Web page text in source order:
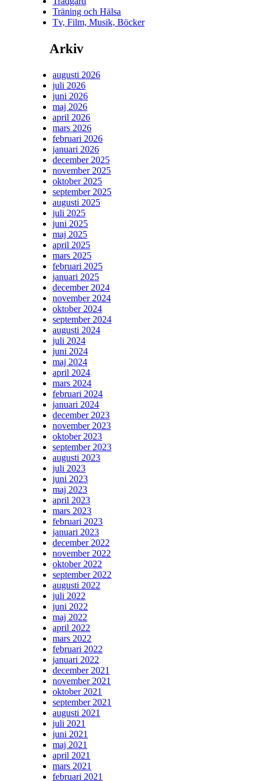
Träning och Hälsa
Tv, Film, Musik, Böcker
Arkiv
augusti 2026
juli 2026
juni 2026
maj 2026
april 2026
mars 2026
februari 2026
januari 2026
december 2025
november 2025
oktober 2025
september 2025
augusti 2025
juli 2025
juni 2025
maj 2025
april 2025
mars 2025
februari 2025
januari 2025
december 2024
november 2024
oktober 2024
september 2024
augusti 2024
juli 2024
juni 2024
maj 2024
april 2024
mars 2024
februari 2024
januari 2024
december 2023
november 2023
oktober 2023
september 2023
augusti 2023
juli 2023
juni 2023
maj 2023
april 2023
mars 2023
februari 2023
januari 2023
december 2022
november 2022
oktober 2022
september 2022
augusti 2022
juli 2022
juni 2022
maj 2022
april 2022
mars 2022
februari 2022
januari 2022
december 2021
november 2021
oktober 2021
september 2021
augusti 2021
juli 2021
juni 2021
maj 2021
april 2021
mars 2021
februari 2021